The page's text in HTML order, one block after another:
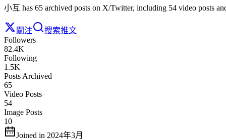
小互 has 65 archived posts on X/Twitter, including 54 video posts
關注
搜索推文
Followers
82.4K
Following
1.5K
Posts Archived
65
Video Posts
54
Image Posts
10
Joined in 2024年3月